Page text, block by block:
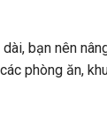
bạn nên
phòng ăn,